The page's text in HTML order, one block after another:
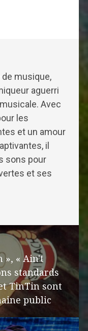
musique,
aguerri
Avec
les
et un amour
il
sons pour
et ses
», « Ain't
standards
TinTin sont
public